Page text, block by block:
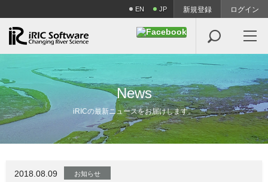
EN JP 新規登録 ログイン

News
iRICの最新ニュースをお届けします。
2018.08.09 お知らせ